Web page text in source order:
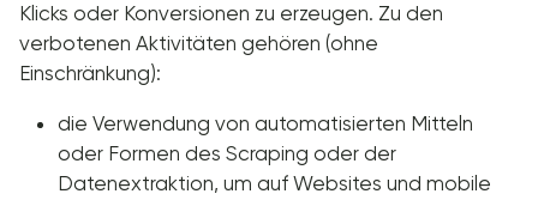
Klicks oder Konversionen zu erzeugen. Zu den
verbotenen Aktivitäten gehören (ohne
Einschränkung):
die Verwendung von automatisierten Mitteln
oder Formen des Scraping oder der
Datenextraktion, um auf Websites und mobile